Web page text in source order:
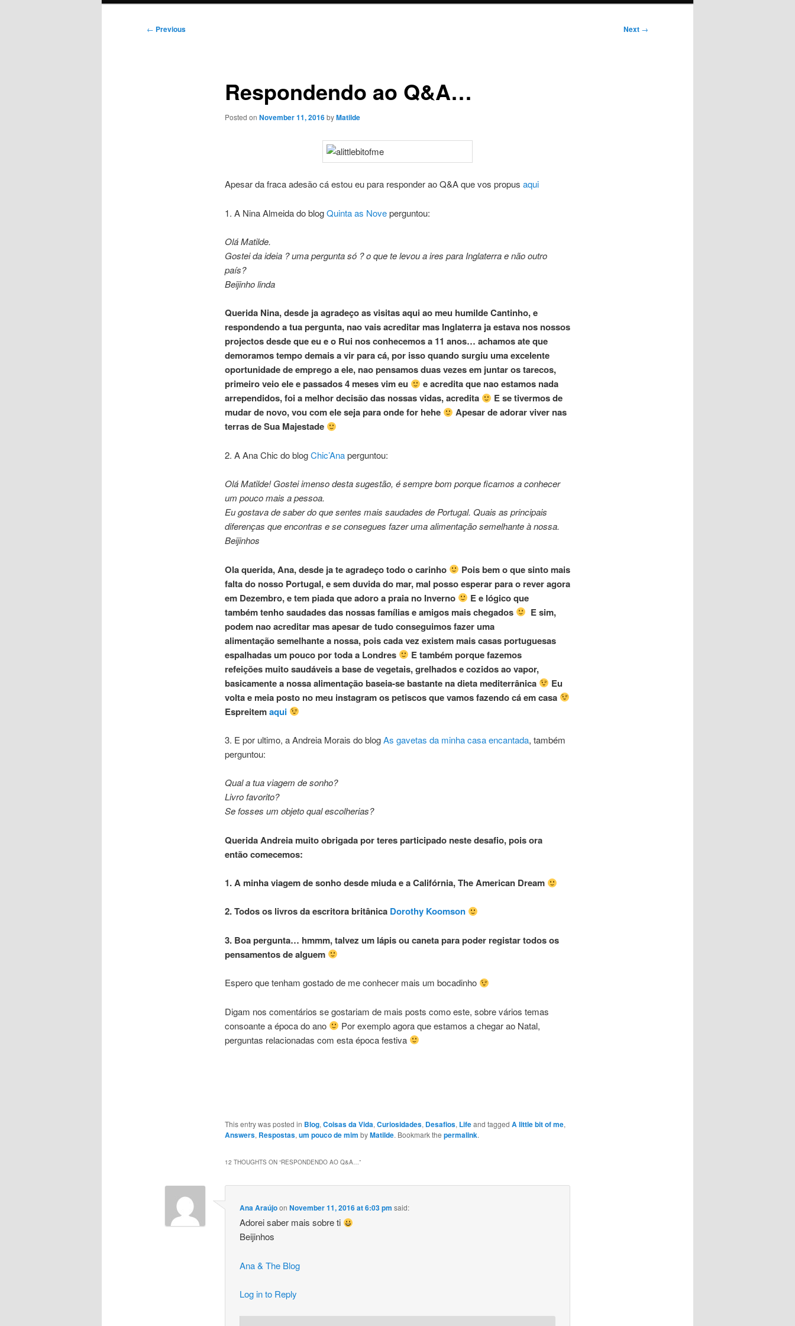
Post
← Previous Next →
Respondendo ao Q&A…
Posted on November 11, 2016byMatilde
Apesar da fraca adesão cá estou eu para responder ao Q&A que vos propus aqui
1. A Nina Almeida do blogQuinta as Noveperguntou:
Olá Matilde.
Gostei da ideia ? uma pergunta só ? o que te levou a ires para Inglaterra e não outro
país?
Beijinho linda
Querida Nina, desde ja agradeço as visitas aqui ao meu humilde Cantinho, e
respondendo a tua pergunta, nao vais acreditar mas Inglaterra ja estava nos nossos
projectos desde que eu e o Rui nos conhecemos a 11 anos… achamos ate que
demoramos tempo demais a vir para cá, por isso quando surgiu uma excelente
oportunidade de emprego a ele, nao pensamos duas vezes em juntar os tarecos,
primeiro veio ele e passados 4 meses vim eu
e acredita que nao estamos nada
arrependidos, foi a melhor decisão das nossas vidas, acredita
E se tivermos de
mudar de novo, vou com ele seja para onde for hehe
Apesar de adorar viver nas
terras de Sua Majestade
2. A Ana Chic do blogChic’Anaperguntou:
Olá Matilde! Gostei imenso desta sugestão, é sempre bom porque ficamos a conhecer
um pouco mais a pessoa.
Eu gostava de saber do que sentes mais saudades de Portugal. Quais as principais
diferenças que encontras e se consegues fazer uma alimentação semelhante à nossa.
Beijinhos
Ola querida, Ana, desde ja te agradeço todo o carinho
Pois bem o que sinto mais
falta do nosso Portugal, e sem duvida do mar, mal posso esperar para o rever agora
em Dezembro, e tem piada que adoro a praia no Inverno
E e lógico que
também tenho saudades das nossas famílias e amigos mais chegados
E sim,
podem nao acreditar mas apesar de tudo conseguimos fazer uma
alimentação semelhante a nossa, pois cada vez existem mais casas portuguesas
espalhadas um pouco por toda a Londres
E também porque fazemos
refeições muito saudáveis a base de vegetais, grelhados e cozidos ao vapor,
basicamente a nossa alimentação baseia-se bastante na dieta mediterrânica
Eu
volta e meia posto no meu instagram os petiscos que vamos fazendo cá em casa
Espreitemaqui
3. E por ultimo, a Andreia Morais do blogAs gavetas da minha casa encantada, também
perguntou:
Qual a tua viagem de sonho?
Livro favorito?
Se fosses um objeto qual escolherias?
Querida Andreia muito obrigada por teres participado neste desafio, pois ora
então comecemos:
1. A minha viagem de sonho desde miuda e a Califórnia, The American Dream
2. Todos os livros da escritora britânica Dorothy Koomson
3. Boa pergunta… hmmm, talvez um lápis ou caneta para poder registar todos os
pensamentos de alguem
Espero que tenham gostado de me conhecer mais um bocadinho
Digam nos comentários se gostariam de mais posts como este, sobre vários temas
consoante a época do ano
Por exemplo agora que estamos a chegar ao Natal,
perguntas relacionadas com esta época festiva
This entry was posted in Blog, Coisas da Vida, Curiosidades, Desafios, Lifeand tagged A little bit of me,
Answers, Respostas, um pouco de mim byMatilde. Bookmark the permalink.
12 THOUGHTS ON “RESPONDENDO AO Q&A…”
Ana AraújoonNovember 11, 2016 at 6:03 pm said:
Adorei saber mais sobre ti
Beijinhos
Ana & The Blog
Log in to Reply